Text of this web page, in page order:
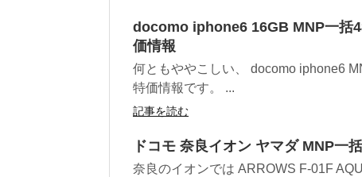
docomo iphone6 16GB MNP一括
価情報
何ともややこしい、 docomo iphone6
特価情報です。 ...
記事を読む
ドコモ 奈良イオン ヤマダ MNP一
奈良のイオンでは ARROWS F-01F